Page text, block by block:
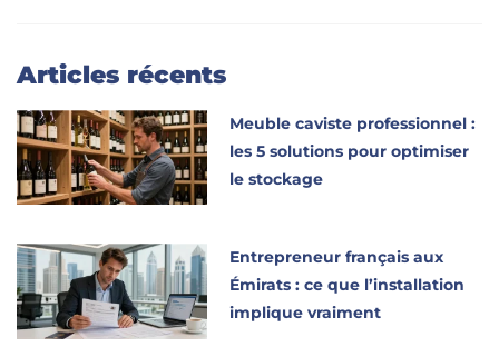
Articles récents
Meuble caviste professionnel :
les 5 solutions pour optimiser
le stockage
Entrepreneur français aux
Émirats : ce que l’installation
implique vraiment